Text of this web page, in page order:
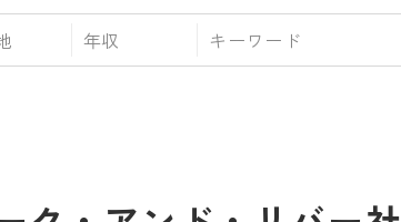
年収